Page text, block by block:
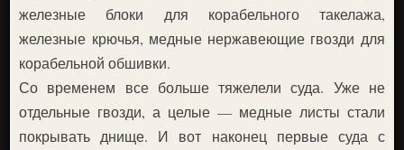
железные блоки для корабельного такелажа,
железные крючья, медные нержавеющие гвозди для
корабельной обшивки.
Со временем все больше тяжелели суда. Уже не
отдельные гвозди, а целые — медные листы стали
покрывать днище. И вот наконец первые суда с